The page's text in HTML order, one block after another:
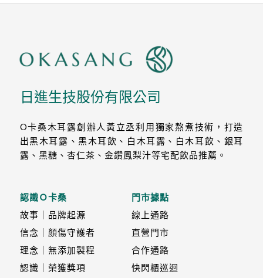
日進生技股份有限公司
O卡桑木耳露創辦人黃立丞利用獨家熬煮技術，打造
出黑木耳露、黑木耳飲、白木耳露、白木耳飲、銀耳
露、黑糖、杏仁茶、金鑽鳳梨汁等宅配飲品推薦。
認識Ｏ卡桑
故事｜品牌起源
信念｜顏傷守護者
理念｜無添加製程
認識｜榮獲獎項
門市據點
線上通路
直營門市
合作通路
快閃櫃巡迴